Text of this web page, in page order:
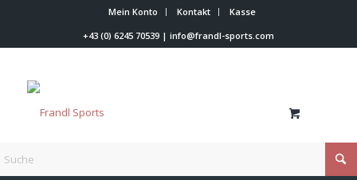
Mein Konto Kontakt
Kasse
+43 (0) 6245 70539| info@frandl-sports.com
Du bist hier: